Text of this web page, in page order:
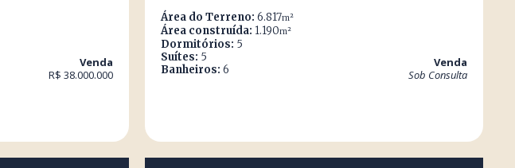
Venda
R$ 38.000.000
Área do Terreno: 6.817m²
Área construída: 1.190m²
Dormitórios: 5
Suítes: 5
Banheiros: 6
Venda
Sob Consulta